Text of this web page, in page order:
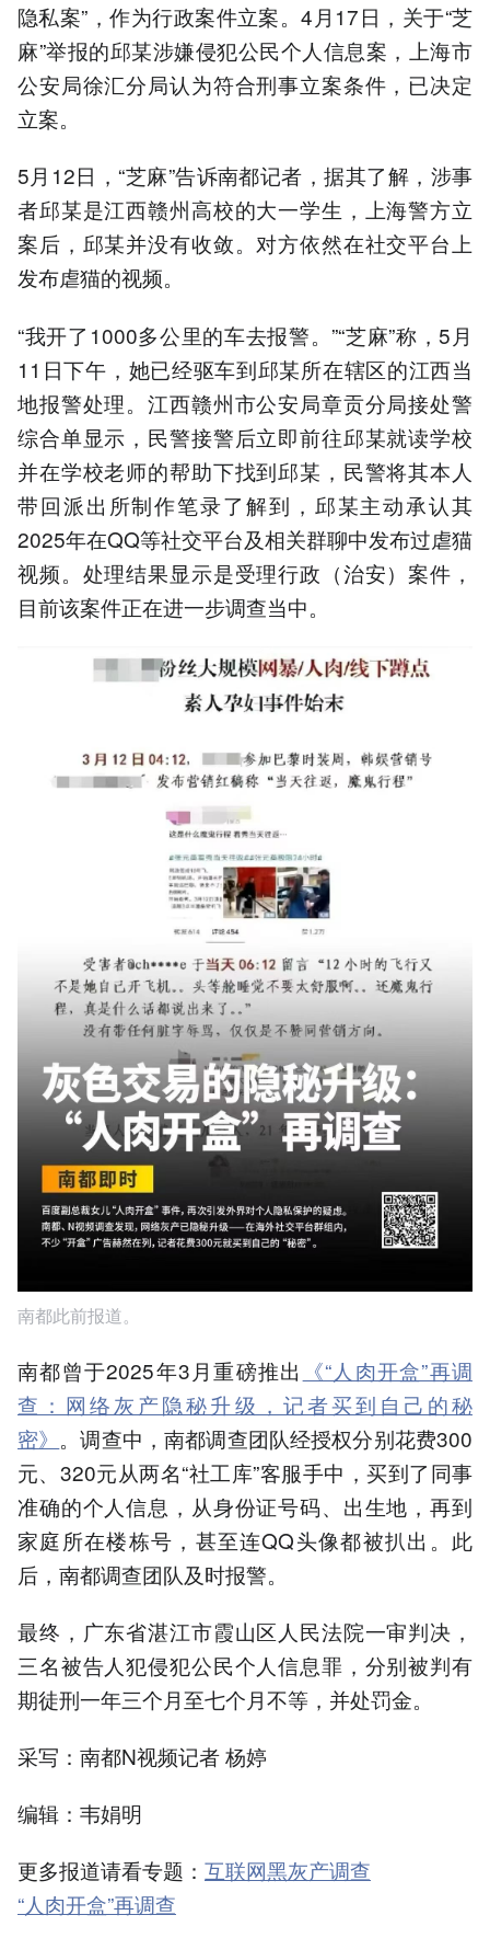
隐私案”，作为行政案件立案。4月17日，关于“芝
麻”举报的邱某涉嫌侵犯公民个人信息案，上海市
公安局徐汇分局认为符合刑事立案条件，已决定
立案。
5月12日，“芝麻”告诉南都记者，据其了解，涉事
者邱某是江西赣州高校的大一学生，上海警方立
案后，邱某并没有收敛。对方依然在社交平台上
发布虐猫的视频。
“我开了1000多公里的车去报警。”“芝麻”称，5月
11日下午，她已经驱车到邱某所在辖区的江西当
地报警处理。江西赣州市公安局章贡分局接处警
综合单显示，民警接警后立即前往邱某就读学校
并在学校老师的帮助下找到邱某，民警将其本人
带回派出所制作笔录了解到，邱某主动承认其
2025年在QQ等社交平台及相关群聊中发布过虐猫
视频。处理结果显示是受理行政（治安）案件，
目前该案件正在进一步调查当中。
南都此前报道。
南都曾于2025年3月重磅推出 《“人肉开盒”再调
查：网络灰产隐秘升级，记者买到自己的秘
密》 。调查中，南都调查团队经授权分别花费300
元、320元从两名“社工库”客服手中，买到了同事
准确的个人信息，从身份证号码、出生地，再到
家庭所在楼栋号，甚至连QQ头像都被扒出。此
后，南都调查团队及时报警。
最终，广东省湛江市霞山区人民法院一审判决，
三名被告人犯侵犯公民个人信息罪，分别被判有
期徒刑一年三个月至七个月不等，并处罚金。
采写：南都N视频记者 杨婷
编辑：韦娟明
更多报道请看专题： 互联网黑灰产调查
“人肉开盒”再调查